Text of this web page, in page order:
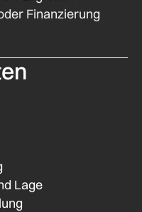
Finanzierung
Lage